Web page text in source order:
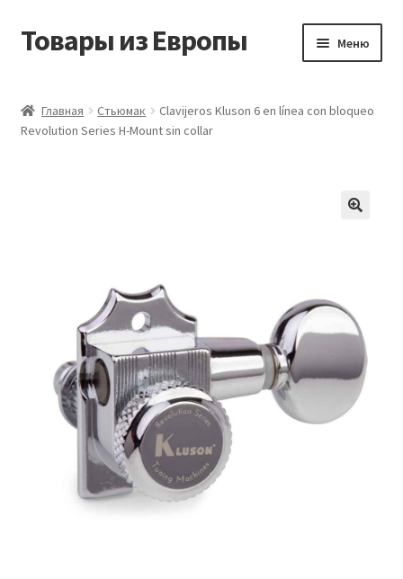
Перейти
Перейти
Товары из Европы Меню
Виды доставки
Мой аккаунт
Оставить отзыв
Оформление заказа
Подтверждение заказа
Главная Стьюмак
Clavijeros Kluson 6 en línea con bloqueo
Revolution Series H-Mount sin collar